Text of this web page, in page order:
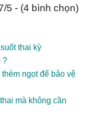
5 - (4 bình chọn)
thai kỳ
?
ngọt để bảo vệ
mà không cần